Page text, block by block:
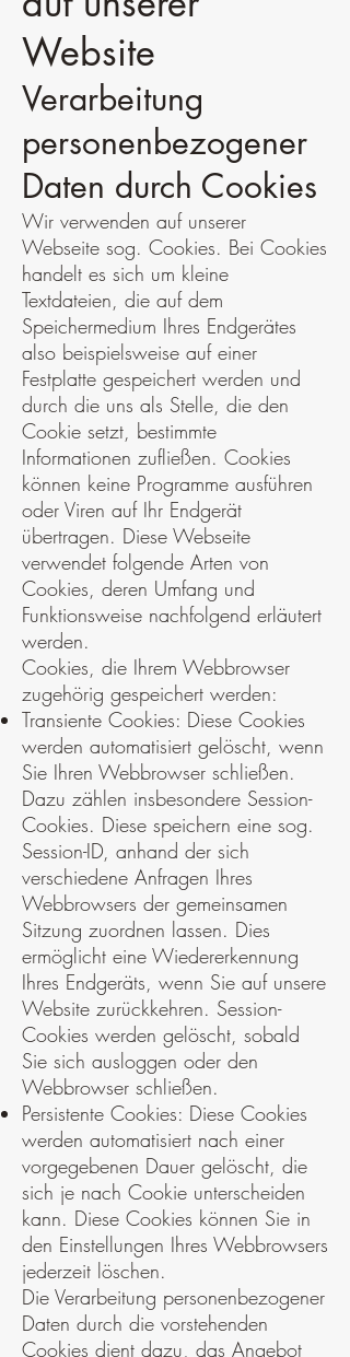
Website
Verarbeitung
personenbezogener
Daten durch Cookies
Wir verwenden auf unserer
Webseite sog. Cookies. Bei Cookies
handelt es sich um kleine
Textdateien, die auf dem
Speichermedium Ihres Endgerätes
also beispielsweise auf einer
Festplatte gespeichert werden und
durch die uns als Stelle, die den
Cookie setzt, bestimmte
Informationen zufließen. Cookies
können keine Programme ausführen
oder Viren auf Ihr Endgerät
übertragen. Diese Webseite
verwendet folgende Arten von
Cookies, deren Umfang und
Funktionsweise nachfolgend erläutert
werden.
Cookies, die Ihrem Webbrowser
zugehörig gespeichert werden:
Transiente Cookies: Diese Cookies
werden automatisiert gelöscht, wenn
Sie Ihren Webbrowser schließen.
Dazu zählen insbesondere Session-
Cookies. Diese speichern eine sog.
Session-ID, anhand der sich
verschiedene Anfragen Ihres
Webbrowsers der gemeinsamen
Sitzung zuordnen lassen. Dies
ermöglicht eine Wiedererkennung
Ihres Endgeräts, wenn Sie auf unsere
Website zurückkehren. Session-
Cookies werden gelöscht, sobald
Sie sich ausloggen oder den
Webbrowser schließen.
Persistente Cookies: Diese Cookies
werden automatisiert nach einer
vorgegebenen Dauer gelöscht, die
sich je nach Cookie unterscheiden
kann. Diese Cookies können Sie in
den Einstellungen Ihres Webbrowsers
jederzeit löschen.
Die Verarbeitung personenbezogener
Daten durch die vorstehenden
Cookies dient dazu, das Angebot